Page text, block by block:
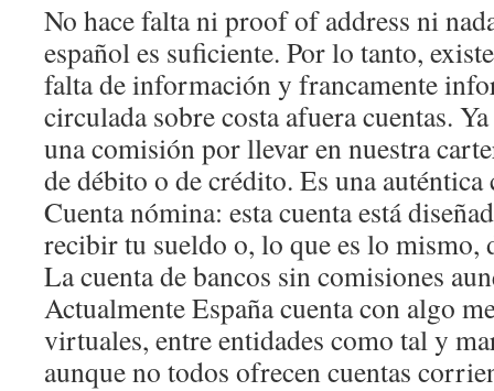
No hace falta ni proof of address ni
español es suficiente. Por lo tanto,
falta de información y francamente
circulada sobre costa afuera cuentas.
una comisión por llevar en nuestra
de débito o de crédito. Es una
Cuenta nómina: esta cuenta está
recibir tu sueldo o, lo que es lo
La cuenta de bancos sin comisiones
Actualmente España cuenta con algo
virtuales, entre entidades como tal y
aunque no todos ofrecen cuentas